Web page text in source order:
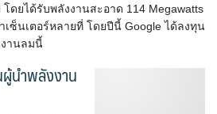
โดยได้รับพลังงานสะอาด 114 Megawatts
เซ็นเตอร์หลายที่ โดยปีนี้ Google ได้ลงทุน
านลมนี้
ผู้นำพลังงาน